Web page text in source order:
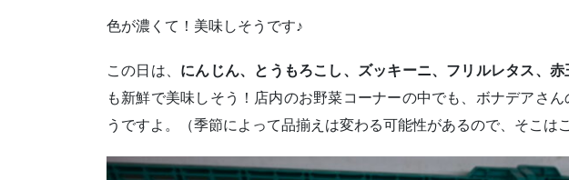
色が濃くて！美味しそうです♪
この日は、 にんじん、とうもろこし、ズッキーニ、フリルレタス、赤
も新鮮で美味しそう！店内のお野菜コーナーの中でも、ボナデアさん
うですよ。（季節によって品揃えは変わる可能性があるので、そこは